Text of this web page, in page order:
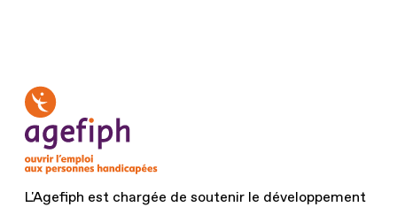
L'Agefiph est chargée de soutenir le développement